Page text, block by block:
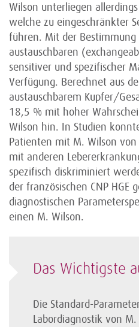
Wilson unterliegen
welche zu eingeschränkter
führen. Mit der Bestimmung
austauschbaren
sensitiver und spezifischer
Verfügung. Berechnet aus
austauschbarem Kupfer/
18,5 % mit hoher
Wilson hin. In Studien
Patienten mit M. Wilson
mit anderen
spezifisch diskriminiert
der französischen CNP HGE
diagnostischen
einen M. Wilson.
Das Wichtigste
Die Standard-
Labordiagnostik von